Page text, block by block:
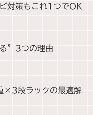
対策もこれ1つでOK
”3つの理由
×3段ラックの最適解